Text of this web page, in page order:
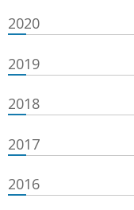
2020
2019
2018
2017
2016